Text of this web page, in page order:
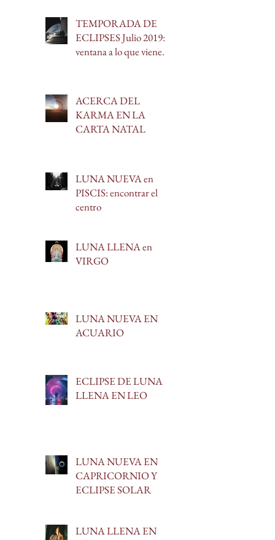
TEMPORADA DE
ECLIPSES Julio 2019:
ventana a lo que viene.
ACERCA DEL
KARMA EN LA
CARTA NATAL
LUNA NUEVA en
PISCIS: encontrar el
centro
LUNA LLENA en
VIRGO
LUNA NUEVA EN
ACUARIO
ECLIPSE DE LUNA
LLENA EN LEO
LUNA NUEVA EN
CAPRICORNIO Y
ECLIPSE SOLAR
LUNA LLENA EN